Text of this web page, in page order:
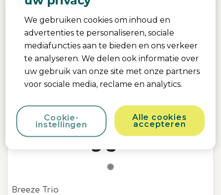
Breeze Trio
We gebruiken cookies om inhoud en
advertenties te personaliseren, sociale
mediafuncties aan te bieden en ons verkeer
te analyseren. We delen ook informatie over
uw gebruik van onze site met onze partners
voor sociale media, reclame en analytics.
Alle cookies
accepteren
Cookie-
instellingen